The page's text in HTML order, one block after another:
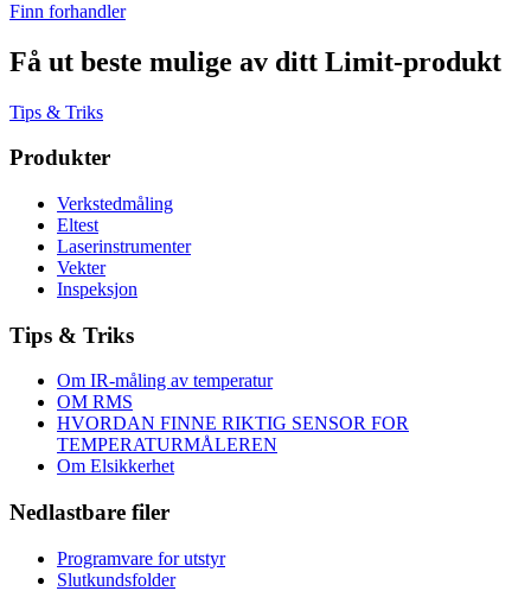
Finn forhandler
Få ut beste mulige av ditt Limit-produkt
Tips & Triks
Produkter
Verkstedmåling
Eltest
Laserinstrumenter
Vekter
Inspeksjon
Tips & Triks
Om IR-måling av temperatur
OM RMS
HVORDAN FINNE RIKTIG SENSOR FOR
TEMPERATURMÅLEREN
Om Elsikkerhet
Nedlastbare filer
Programvare for utstyr
Slutkundsfolder